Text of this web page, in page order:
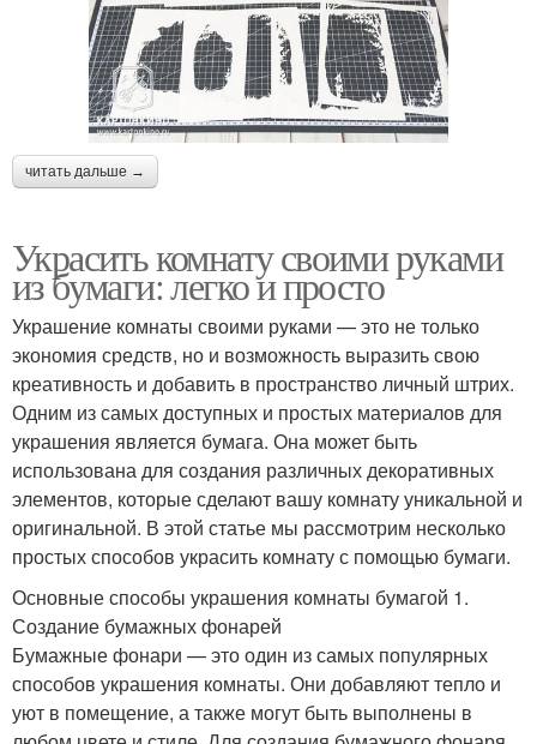
читать дальше →
Украсить комнату своими руками
из бумаги: легко и просто
Украшение комнаты своими руками — это не только
экономия средств, но и возможность выразить свою
креативность и добавить в пространство личный штрих.
Одним из самых доступных и простых материалов для
украшения является бумага. Она может быть
использована для создания различных декоративных
элементов, которые сделают вашу комнату уникальной и
оригинальной. В этой статье мы рассмотрим несколько
простых способов украсить комнату с помощью бумаги.
Основные способы украшения комнаты бумагой 1.
Создание бумажных фонарей
Бумажные фонари — это один из самых популярных
способов украшения комнаты. Они добавляют тепло и
уют в помещение, а также могут быть выполнены в